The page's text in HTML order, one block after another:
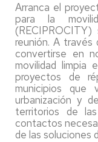
Arranca el
para la
reunión. A través
convertirse en
movilidad limpia
proyectos de
municipios que
urbanización y
territorios de
contactos
de las soluciones